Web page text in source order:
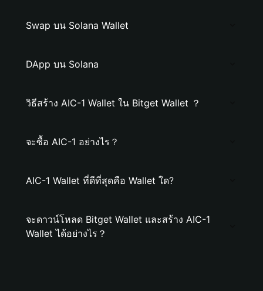
Swap บน Solana Wallet
DApp บน Solana
วิธีสร้าง AIC-1 Wallet ใน Bitget Wallet ？
จะซื้อ AIC-1 อย่างไร？
AIC-1 Wallet ที่ดีที่สุดคือ Wallet ใด?
จะดาวน์โหลด Bitget Wallet และสร้าง AIC-1
Wallet ได้อย่างไร？